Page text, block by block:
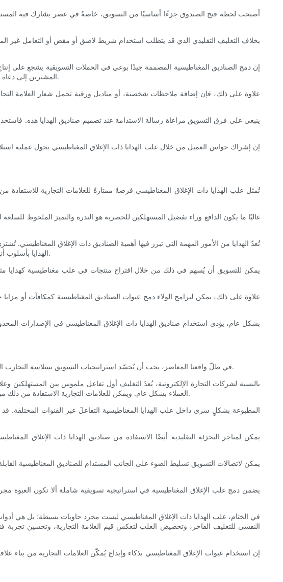
أصبحت لحظة فتح الصندوق جزءًا أساسيًا من التسويق، خاصةً في عصر يشارك فيه
بخلاف التغليف التقليدي الذي قد يتطلب استخدام شريط لاصق أو مقص أو التعامل غير
إن دمج الصناديق المغناطيسية المصممة جيدًا بوعي في الحملات التسويقية يشجع على
المشترين إلى دعاة للعلامة التجارية. يعزز هذا المحتوى من ظهور العلامة التجارية ومصداقيتها، حيث أن توصيات الأقران لها تأثير كبير في قرارات الشراء.
علاوة على ذلك، فإن إضافة ملاحظات شخصية، أو مناديل ورقية تحمل شعار العلامة
ينبغي على فرق التسويق مراعاة رسالة الاستدامة عند تصميم صناديق الهدايا هذه.
إن إشراك حواس العميل من خلال علب الهدايا ذات الإغلاق المغناطيسي يحول عملية
تُمثل علب الهدايا ذات الإغلاق المغناطيسي فرصةً ممتازةً للعلامات التجارية
غالبًا ما يكون الدافع وراء تفضيل المستهلكين للحصرية هو الندرة والتميز الملحوظ
تُعدّ الهدايا من الأمور المهمة التي تبرز فيها أهمية الصناديق ذات الإغلاق المغناطيسي.
الهدايا بأسلوب أنيق دون أي تلميحات إلى عدم ثباتها أو إمكانية التخلص منها. وهذا يجذب المستهلكين الذين يسعون إلى ترك انطباع إيجابي لدى متلقيها.
يمكن للتسويق أن يُسهم في ذلك من خلال اقتراح منتجات في علب مغناطيسية كهدايا
علاوة على ذلك، يمكن لبرامج الولاء دمج عبوات الصناديق المغناطيسية كمكافآت أو
بشكل عام، يؤدي استخدام صناديق الهدايا ذات الإغلاق المغناطيسي في الإصدارات
في ظلّ واقعنا المعاصر، يجب أن تُجسّد استراتيجيات التسويق بسلاسة التجارب التقليدية والتقليدية. تُتيح علب الهدايا ذات الإغلاق المغناطيسي فرصًا فريدة للتكامل مع أطر التسويق الرقمي والتسويق متعدد القنوات.
بالنسبة لشركات التجارة الإلكترونية، يُعدّ التغليف أول تفاعل ملموس بين
العملاء بشكل عام. ويمكن للعلامات التجارية الاستفادة من ذلك من خلال الترويج لتغليفها الفاخر عبر فيديوهات فتح العلب، والشراكات مع المؤثرين، وشهادات العملاء على منصات التواصل الاجتماعي.
يمكن لمتاجر التجزئة التقليدية أيضًا الاستفادة من صناديق الهدايا ذات الإغلاق
يمكن لاتصالات التسويق تسليط الضوء على الجانب المستدام للصناديق المغناطيسية
يضمن دمج علب الإغلاق المغناطيسية في استراتيجية تسويقية شاملة ألا تكون العبوة
في الختام، علب الهدايا ذات الإغلاق المغناطيسي ليست مجرد حاويات بسيطة؛ بل هي
النفسي للتغليف الفاخر، وتخصيص العلب لتعكس قيم العلامة التجارية، وتحسين تجربة
إن استخدام عبوات الإغلاق المغناطيسي بذكاء وإبداع يُمكّن العلامات التجارية من بناء